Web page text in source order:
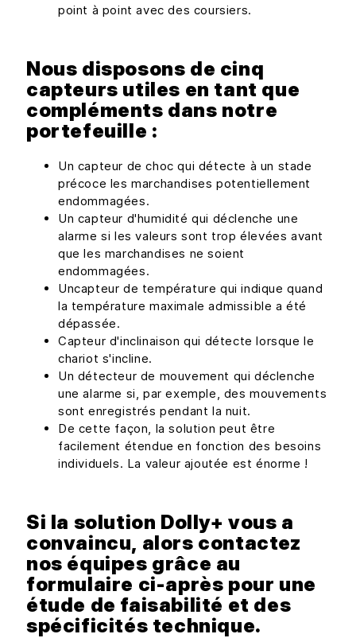
point à point avec des coursiers.
Nous disposons de cinq
capteurs utiles en tant que
compléments dans notre
portefeuille :
Un capteur de choc qui détecte à un stade
précoce les marchandises potentiellement
endommagées.
Un capteur d'humidité qui déclenche une
alarme si les valeurs sont trop élevées avant
que les marchandises ne soient
endommagées.
Uncapteur de température qui indique quand
la température maximale admissible a été
dépassée.
Capteur d'inclinaison qui détecte lorsque le
chariot s'incline.
Un détecteur de mouvement qui déclenche
une alarme si, par exemple, des mouvements
sont enregistrés pendant la nuit.
De cette façon, la solution peut être
facilement étendue en fonction des besoins
individuels. La valeur ajoutée est énorme !
Si la solution Dolly+ vous a
convaincu, alors contactez
nos équipes grâce au
formulaire ci-après pour une
étude de faisabilité et des
spécificités technique.